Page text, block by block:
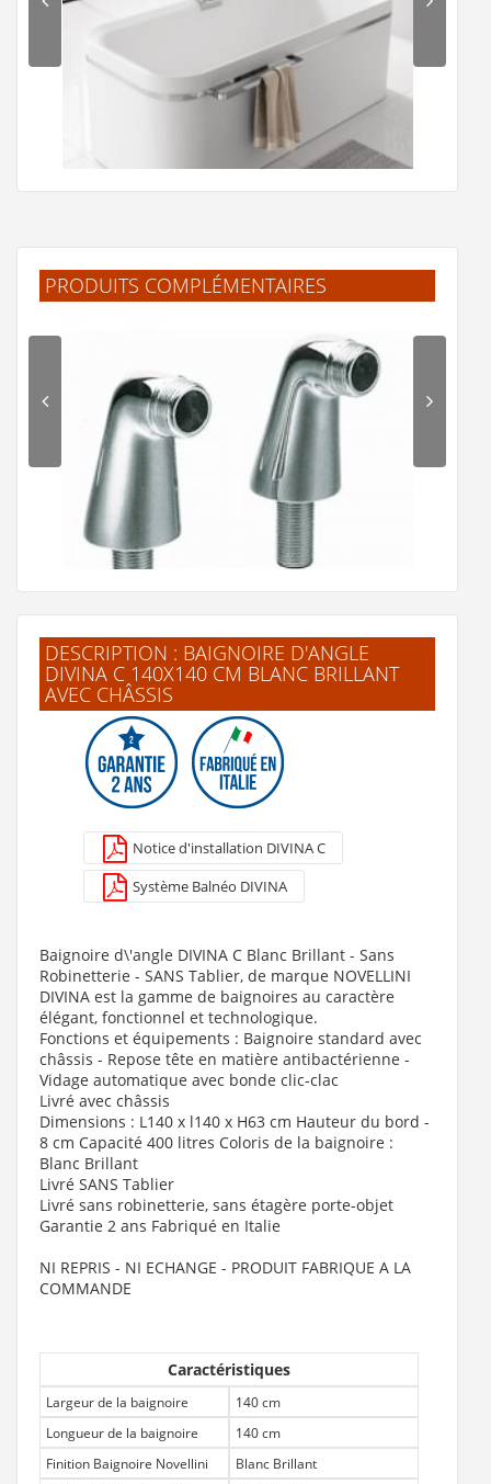
Baignoire îlot DIVINA F Hydro Air - Différentes versions
4 845 €
Voir le produit
PRODUITS COMPLÉMENTAIRES
Colonnettes Ramon Soler 1361*
Voir le produit
DESCRIPTION : BAIGNOIRE D'ANGLE
DIVINA C 140X140 CM BLANC BRILLANT
AVEC CHÂSSIS
Notice d'installation DIVINA C
Système Balnéo DIVINA
Baignoire d\'angle DIVINA C Blanc Brillant - Sans
Robinetterie - SANS Tablier, de marque NOVELLINI
DIVINA est la gamme de baignoires au caractère
élégant, fonctionnel et technologique.
Fonctions et équipements : Baignoire standard avec
châssis - Repose tête en matière antibactérienne -
Vidage automatique avec bonde clic-clac
Livré avec châssis
Dimensions : L140 x l140 x H63 cm Hauteur du bord -
8 cm Capacité 400 litres Coloris de la baignoire :
Blanc Brillant
Livré SANS Tablier
Livré sans robinetterie, sans étagère porte-objet
Garantie 2 ans Fabriqué en Italie
NI REPRIS - NI ECHANGE - PRODUIT FABRIQUE A LA
COMMANDE
Caractéristiques
Largeur de la baignoire
140 cm
Longueur de la baignoire
140 cm
Finition Baignoire Novellini
Blanc Brillant